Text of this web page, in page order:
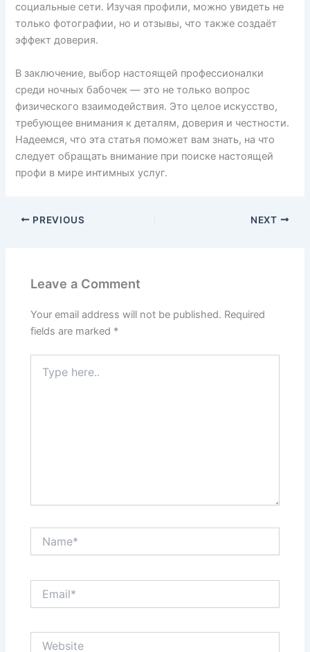
социальные сети. Изучая профили, можно увидеть не
только фотографии, но и отзывы, что также создаёт
эффект доверия.
В заключение, выбор настоящей профессионалки
среди ночных бабочек — это не только вопрос
физического взаимодействия. Это целое искусство,
требующее внимания к деталям, доверия и честности.
Надеемся, что эта статья поможет вам знать, на что
следует обращать внимание при поиске настоящей
профи в мире интимных услуг.
PREVIOUS NEXT
Leave a Comment
Your email address will not be published. Required
fields are marked *
here..